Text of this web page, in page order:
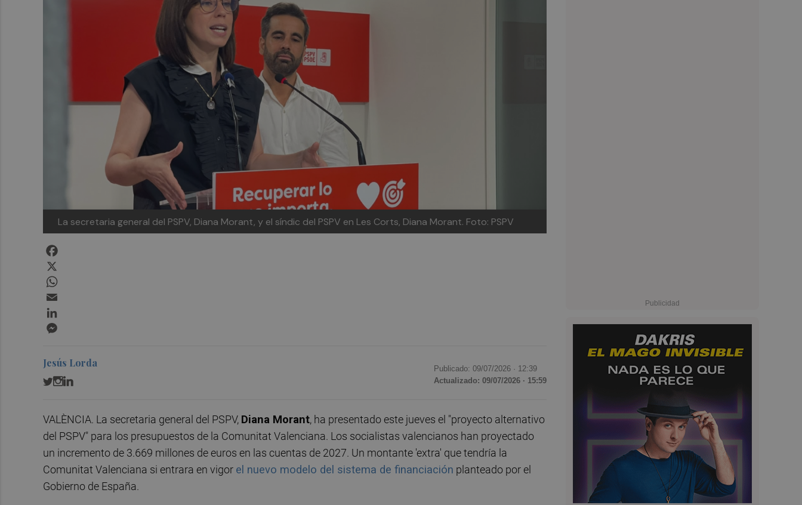
La secretaria general del PSPV, Diana Morant, y el síndic del PSPV en Les Corts, Diana Morant. Foto: PSPV
Jesús Lorda Publicado: 09/07/2026 · 12:39
Actualizado: 09/07/2026 · 15:59
VALÈNCIA. La secretaria general del PSPV, Diana Morant, ha presentado este jueves el "proyecto alternativo
del PSPV" para los presupuestos de la Comunitat Valenciana. Los socialistas valencianos han proyectado
un incremento de 3.669 millones de euros en las cuentas de 2027. Un montante 'extra' que tendría la
Comunitat Valenciana si entrara en vigor el nuevo modelo del sistema de financiación planteado por el
Gobierno de España.